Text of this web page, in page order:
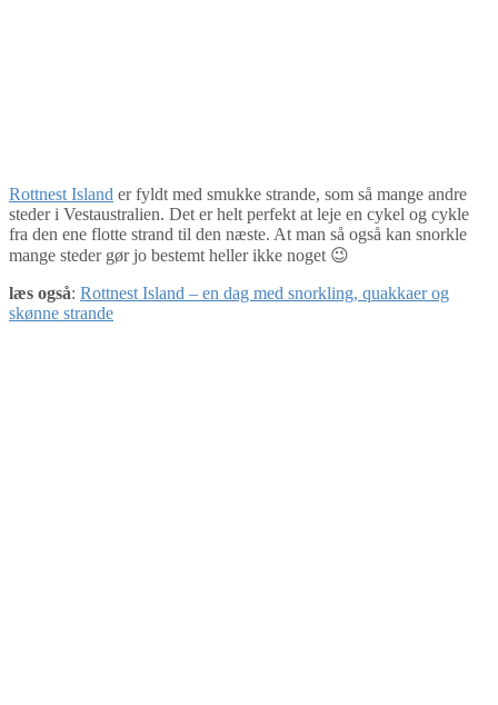
Rottnest Island er fyldt med smukke strande, som så mange andre
steder i Vestaustralien. Det er helt perfekt at leje en cykel og cykle
fra den ene flotte strand til den næste. At man så også kan snorkle
mange steder gør jo bestemt heller ikke noget 😉
læs også: Rottnest Island – en dag med snorkling, quakkaer og
skønne strande